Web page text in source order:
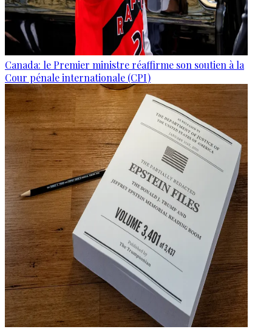
Canada: le Premier ministre réaffirme son soutien à la
Cour pénale internationale (CPI)